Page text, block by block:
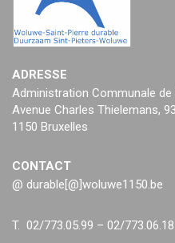
ADRESSE
Administration Communale
Avenue Charles Thielemans, 93
1150 Bruxelles
CONTACT
@ durable[@]woluwe1150.be
T. 02/773.05.99 – 02/